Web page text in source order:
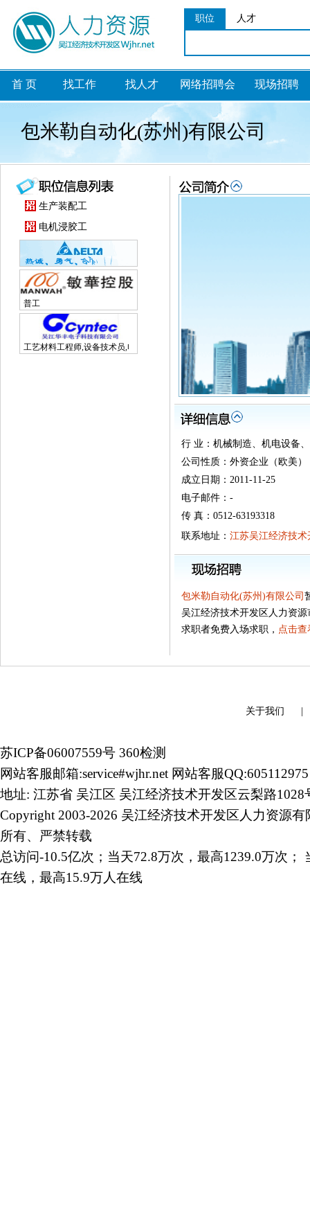
职位 人才
首 页 找工作 找人才 网络招聘会 现场招聘
包米勒自动化(苏州)有限公司
生产装配工
电机浸胶工
普工
工艺材料工程师,设备技术员,电子研发工程师
行 业：机械制造、机电设备
公司性质：外资企业（欧美）
成立日期：2011-11-25
电子邮件：-
传 真：0512-63193318
联系地址： 江苏吴江经济技术
包米勒自动化(苏州)有限公司
吴江经济技术开发区人力资
求职者免费入场求职， 点击查
关于我们
苏ICP备06007559号 360检测
网站客服邮箱:service#wjhr.net 网站客服QQ:605112975
地址: 江苏省 吴江区 吴江经济技术开发区云梨路1028
Copyright 2003-2026 吴江经济技术开发区人力资源有
所有、严禁转载
总访问-10.5亿次；当天72.8万次，最高1239.0万次；
在线，最高15.9万人在线